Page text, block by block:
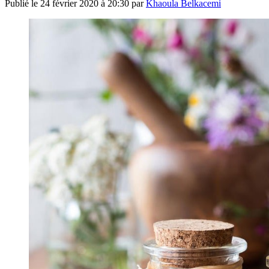
Publié le 24 février 2020 à 20:30 parKhaoula Belkacemi